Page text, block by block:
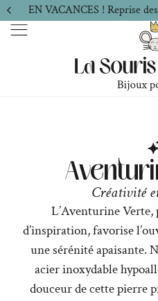
EN VACANCES ! Reprise
Créativité
L’Aventurine Verte,
d’inspiration, favorise
une sérénité apaisante.
acier inoxydable
douceur de cette pierre